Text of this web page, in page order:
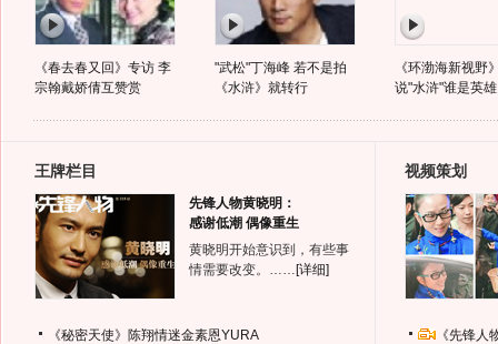
《春去春又回》专访 李
宗翰戴娇倩互赞赏
"武松"丁海峰 若不是拍
《水浒》就转行
《环渤海新视野
说"水浒"谁是英雄
王牌栏目
先锋人物黄晓明：
感谢低潮 偶像重生
黄晓明开始意识到，有些事
情需要改变。…… [详细]
《秘密天使》陈翔情迷金素恩YURA
视频策划
《先锋